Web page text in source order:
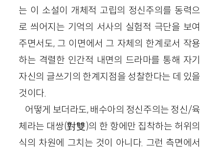
는 이 소설이 개체적 고립의 정신주의를 동력으
로 씌어지는 기억의 서사의 실험적 극단을 보여
주면서도, 그 이면에서 그 자체의 한계로서 작용
하는 격렬한 인간적 내면의 드라마를 통해 자기
자신의 글쓰기의 한계지점을 성찰한다는 데 있을
것이다.
어떻게 보더라도, 배수아의 정신주의는 정신/육
체라는 대쌍(對雙)의 한 항에만 집착하는 허위의
식의 차원에 그치는 것이 아니다. 그런 측면에서